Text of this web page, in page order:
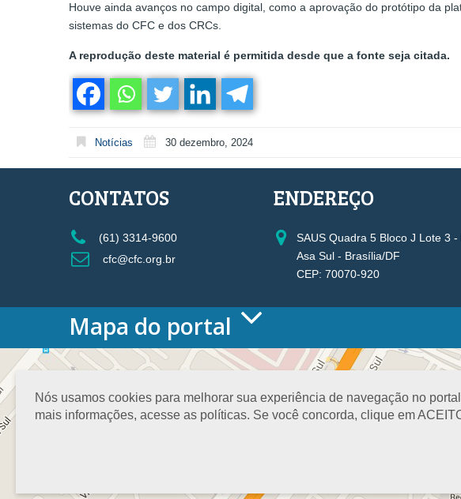
Houve ainda avanços no campo digital, como a aprovação do protótipo da
sistemas do CFC e dos CRCs.
A reprodução deste material é permitida desde que a fonte seja citada.
Notícias 30 dezembro, 2024
Nós usamos cookies para melhorar sua experiência de navegação no
mais informações, acesse as políticas. Se você concorda, clique em
CONTATOS
(61) 3314-9600
cfc@cfc.org.br
ENDEREÇO
SAUS Quadra 5 Bloco J Lote 3
Asa Sul - Brasília/DF
CEP: 70070-920
Mapa do portal
HOME
O CONSELHO
Conselho Diretor
Nossa Sede
Planejamento
VICE-
Controle